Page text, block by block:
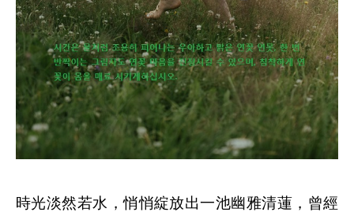
時光淡然若水，悄悄綻放出一池幽雅清蓮，曾經